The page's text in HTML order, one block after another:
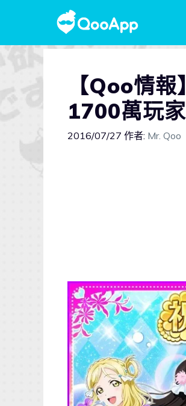
【Qoo情
1700萬玩
2016/07/27 作者: Mr. Qoo